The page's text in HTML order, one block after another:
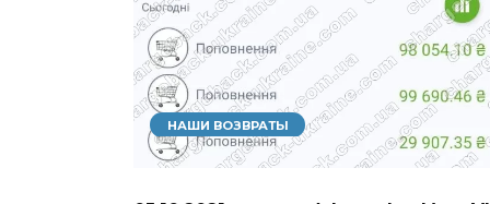
НАШИ ВОЗВРАТЫ